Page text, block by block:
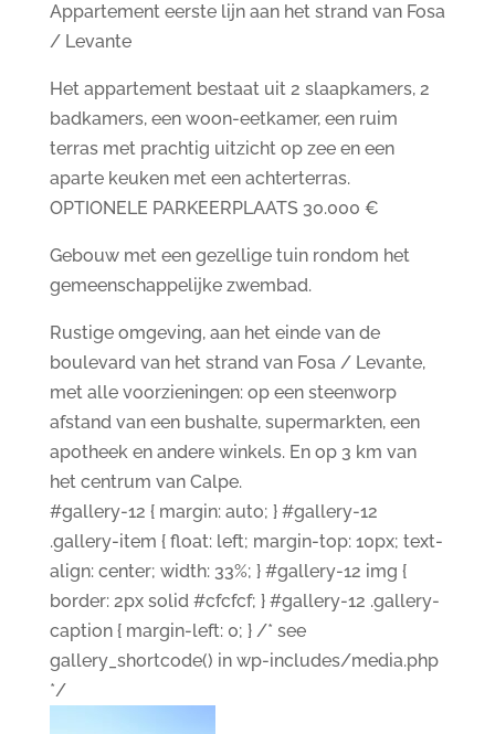
Appartement eerste lijn aan het strand van Fosa
/ Levante
Het appartement bestaat uit 2 slaapkamers, 2
badkamers, een woon-eetkamer, een ruim
terras met prachtig uitzicht op zee en een
aparte keuken met een achterterras.
OPTIONELE PARKEERPLAATS 30.000 €
Gebouw met een gezellige tuin rondom het
gemeenschappelijke zwembad.
Rustige omgeving, aan het einde van de
boulevard van het strand van Fosa / Levante,
met alle voorzieningen: op een steenworp
afstand van een bushalte, supermarkten, een
apotheek en andere winkels. En op 3 km van
het centrum van Calpe.
#gallery-12 { margin: auto; } #gallery-12
.gallery-item { float: left; margin-top: 10px; text-
align: center; width: 33%; } #gallery-12 img {
border: 2px solid #cfcfcf; } #gallery-12 .gallery-
caption { margin-left: 0; } /* see
gallery_shortcode() in wp-includes/media.php
*/